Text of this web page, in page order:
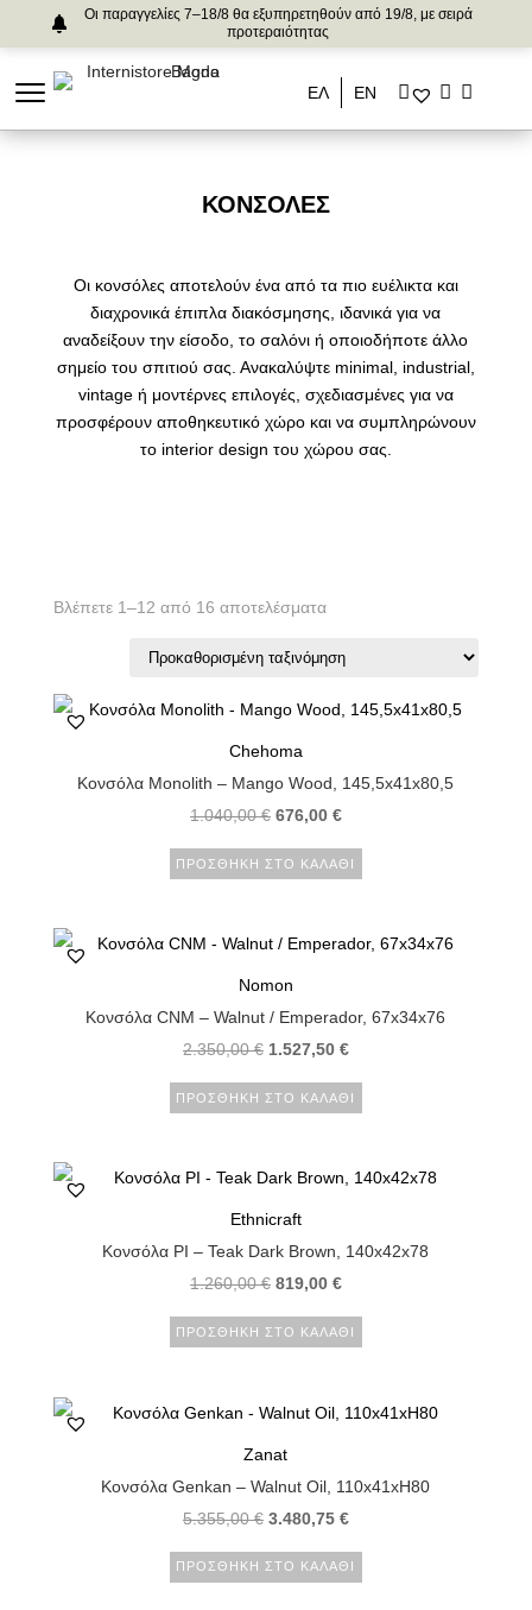
Οι παραγγελίες 7–18/8 θα εξυπηρετηθούν από 19/8, με σειρά
προτεραιότητας
ΕΛ ΕΝ
ΚΟΝΣΌΛΕΣ
Οι κονσόλες αποτελούν ένα από τα πιο ευέλικτα και
διαχρονικά έπιπλα διακόσμησης, ιδανικά για να
αναδείξουν την είσοδο, το σαλόνι ή οποιοδήποτε άλλο
σημείο του σπιτιού σας. Ανακαλύψτε minimal, industrial,
vintage ή μοντέρνες επιλογές, σχεδιασμένες για να
προσφέρουν αποθηκευτικό χώρο και να συμπληρώνουν
το interior design του χώρου σας.
Βλέπετε 1–12 από 16 αποτελέσματα
Chehoma
Κονσόλα Monolith – Mango Wood, 145,5x41x80,5
1.040,00€ 676,00 €
ΠΡΟΣΘΉΚΗ ΣΤΟ ΚΑΛΆΘΙ
Nomon
Κονσόλα CNM – Walnut / Emperador, 67x34x76
2.350,00€ 1.527,50 €
ΠΡΟΣΘΉΚΗ ΣΤΟ ΚΑΛΆΘΙ
Ethnicraft
Κονσόλα PI – Teak Dark Brown, 140x42x78
1.260,00€ 819,00 €
ΠΡΟΣΘΉΚΗ ΣΤΟ ΚΑΛΆΘΙ
Zanat
Κονσόλα Genkan – Walnut Oil, 110x41xH80
5.355,00€ 3.480,75 €
ΠΡΟΣΘΉΚΗ ΣΤΟ ΚΑΛΆΘΙ